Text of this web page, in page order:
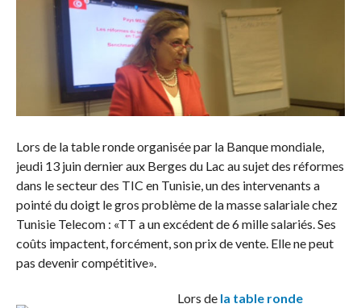
Lors de la table ronde organisée par la Banque mondiale,
jeudi 13 juin dernier aux Berges du Lac au sujet des réformes
dans le secteur des TIC en Tunisie, un des intervenants a
pointé du doigt le gros problème de la masse salariale chez
Tunisie Telecom : «TT a un excédent de 6 mille salariés. Ses
coûts impactent, forcément, son prix de vente. Elle ne peut
pas devenir compétitive».
Lors de la table ronde